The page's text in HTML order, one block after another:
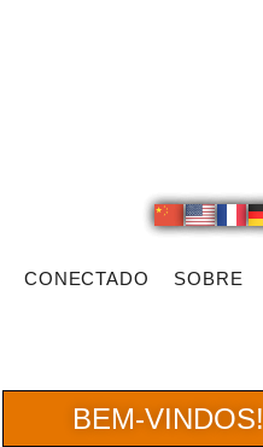
CONECTADO SOBRE
BEM-VINDOS!